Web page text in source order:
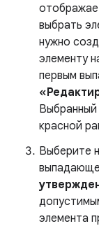
выбрать
нужно
элементу
первым
Выбранный
красной
Выберите
элемента